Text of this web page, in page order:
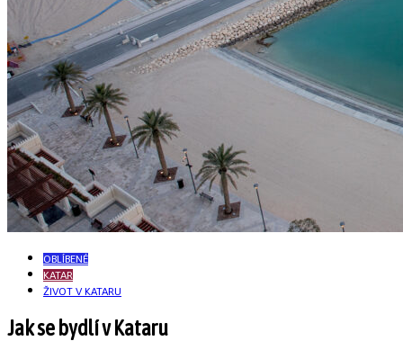
OBLÍBENÉ
KATAR
ŽIVOT V KATARU
Jak se bydlí v Kataru